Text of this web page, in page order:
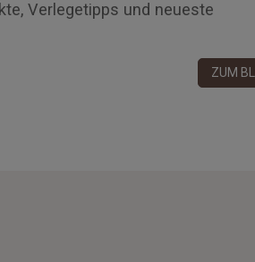
Verlegetipps und neueste
ZUM